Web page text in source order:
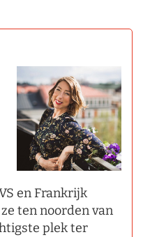
en Frankrijk
ten noorden van
plek ter